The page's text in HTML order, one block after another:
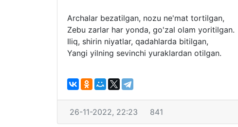
Archalar bezatilgan, nozu ne'mat tortilgan,
Zebu zarlar har yonda, go'zal olam yoritilgan.
Iliq, shirin niyatlar, qadahlarda bitilgan,
Yangi yilning sevinchi yuraklardan otilgan.
26-11-2022, 22:23 841